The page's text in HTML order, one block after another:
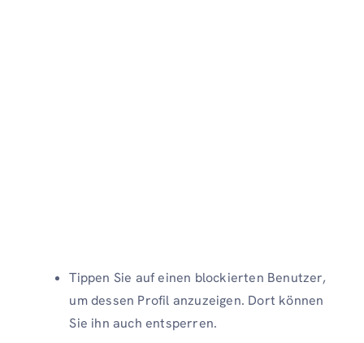
Tippen Sie auf einen blockierten Benutzer,
um dessen Profil anzuzeigen. Dort können
Sie ihn auch entsperren.